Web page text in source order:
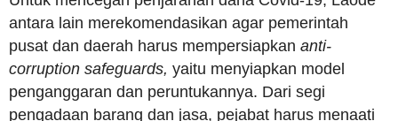
antara lain merekomendasikan agar pemerintah
pusat dan daerah harus mempersiapkan anti-
corruption safeguards, yaitu menyiapkan model
penganggaran dan peruntukannya. Dari segi
pengadaan barang dan jasa, pejabat harus menaati